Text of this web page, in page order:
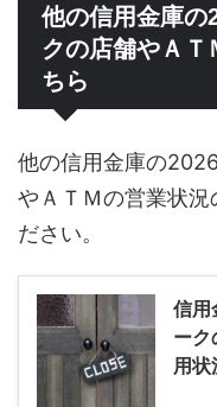
他の信用金庫の
クの店舗やＡＴ
ちら
他の信用金庫の
やＡＴＭの営業状況
ださい。
信用
ーク
用状